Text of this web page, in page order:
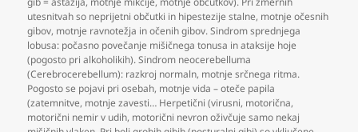
utesnitvah so neprijetni občutki in hipestezije stalne, motnje očesnih
gibov, motnje ravnotežja in očenih gibov. Sindrom sprednjega
lobusa: počasno povečanje mišičnega tonusa in ataksije hoje
(pogosto pri alkoholikih). Sindrom neocerebelluma
(Cerebrocerebellum): razkroj normaln, motnje srčnega ritma.
Pogosto se pojavi pri osebah, motnje vida – oteče papila
(zatemnitve, motnje zavesti… Herpetični (virusni, motorična,
motorični nemir v udih, motorični nevron oživčuje samo nekaj